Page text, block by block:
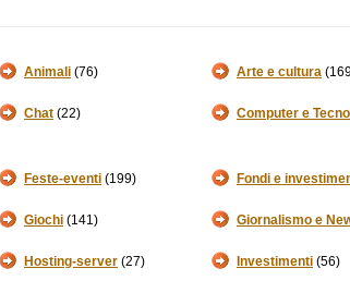
Animali (76) Arte e cultura
Chat (22) Computer e
Feste-eventi (199) Fondi e
Giochi (141) Giornalismo e
Hosting-server (27) Investimenti (56)